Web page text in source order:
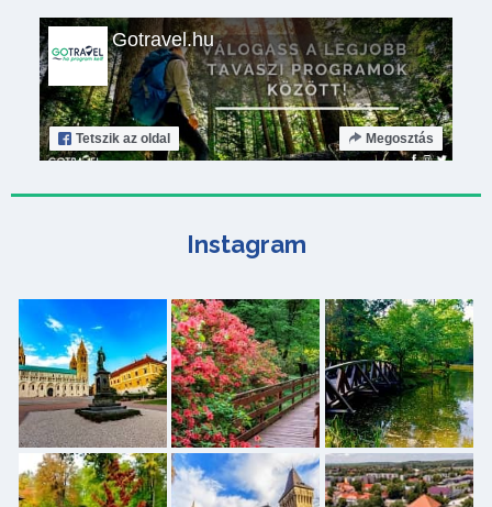
Gotravel.hu
Tetszik az oldal Megosztás
Instagram